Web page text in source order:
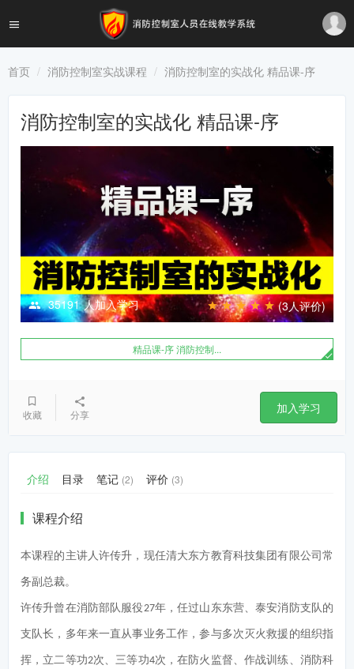
首页 消防控制室实战课程 消防控制室的实战化 精品课-序
消防控制室的实战化 精品课-序
35191 人加入学习 (3人评价)
精品课-序 消防控制...
收藏 分享 加入学习
介绍 目录 笔记 (2) 评价 (3)
课程介绍
本课程的主讲人许传升，现任清大东方教育科技集团有限公司常
务副总裁。
许传升曾在消防部队服役27年，任过山东东营、泰安消防支队的
支队长，多年来一直从事业务工作，参与多次灭火救援的组织指
挥，立二等功2次、三等功4次，在防火监督、作战训练、消防科